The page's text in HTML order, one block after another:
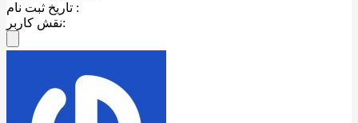
تاریخ ثبت نام :
نقش کاربر: